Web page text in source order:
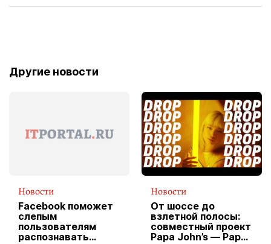
Другие новости
Новости
Facebook поможет
слепым
пользователям
распознавать
Новости
От шоссе до
взлетной полосы:
совместный проект
Papa John’s — Papa